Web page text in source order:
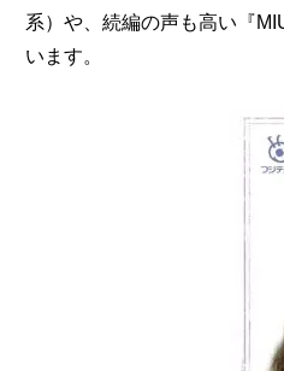
系）や、続編の声も高い『
います。